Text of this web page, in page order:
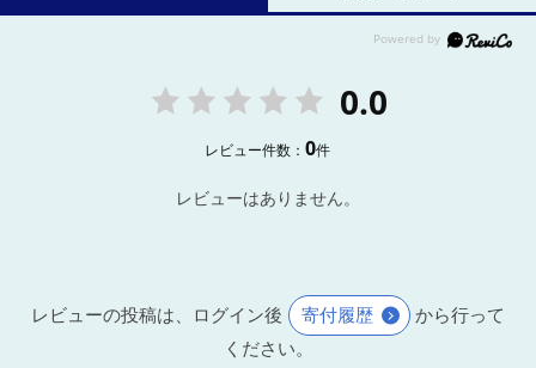
0.0
レビュー件数：0件
レビューはありません。
レビューの投稿は、ログイン後 寄付履歴
から行って
ください。